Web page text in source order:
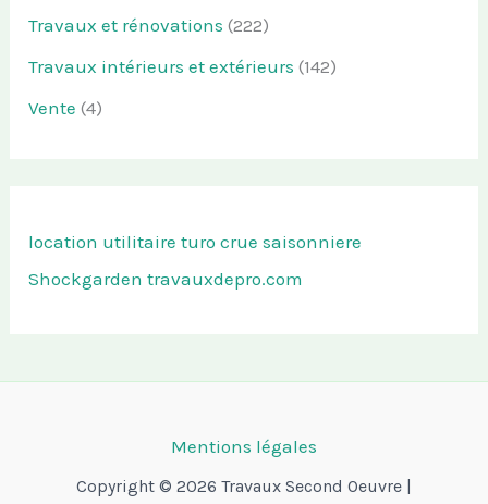
Travaux et rénovations (222)
Travaux intérieurs et extérieurs (142)
Vente (4)
location utilitaire turo crue saisonniere
Shockgarden travauxdepro.com
Mentions légales
Copyright © 2026 Travaux Second Oeuvre |